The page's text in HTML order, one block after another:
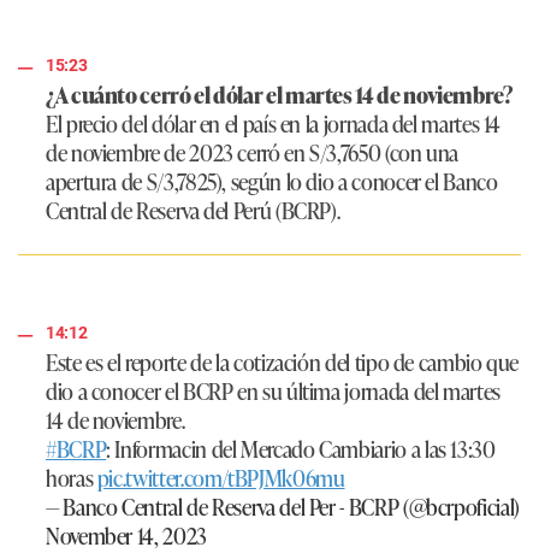
15:23
¿A cuánto cerró el dólar el martes 14 de noviembre?
El precio del dólar en el país en la jornada del martes 14
de noviembre de 2023 cerró en S/3,7650 (con una
apertura de S/3,7825), según lo dio a conocer el Banco
Central de Reserva del Perú (BCRP).
14:12
Este es el reporte de la cotización del tipo de cambio que
dio a conocer el BCRP en su última jornada del martes
14 de noviembre.
#BCRP: Informacin del Mercado Cambiario a las 13:30
horaspic.twitter.com/tBPJMk06mu
— Banco Central de Reserva del Per - BCRP (@bcrpoficial)
November 14, 2023